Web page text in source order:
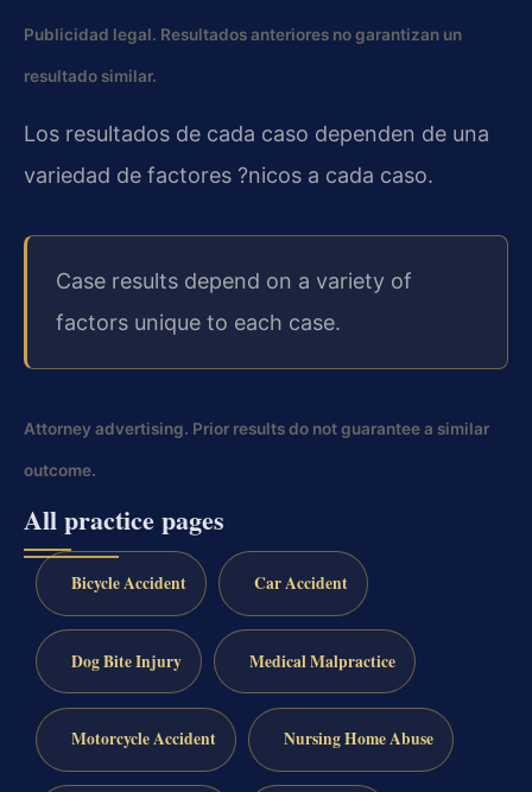
Publicidad legal. Resultados anteriores no garantizan un
resultado similar.
Los resultados de cada caso dependen de una
variedad de factores ?nicos a cada caso.
Case results depend on a variety of
factors unique to each case.
Attorney advertising. Prior results do not guarantee a similar
outcome.
All practice pages
Bicycle Accident Car Accident
Dog Bite Injury Medical Malpractice
Motorcycle Accident Nursing Home Abuse